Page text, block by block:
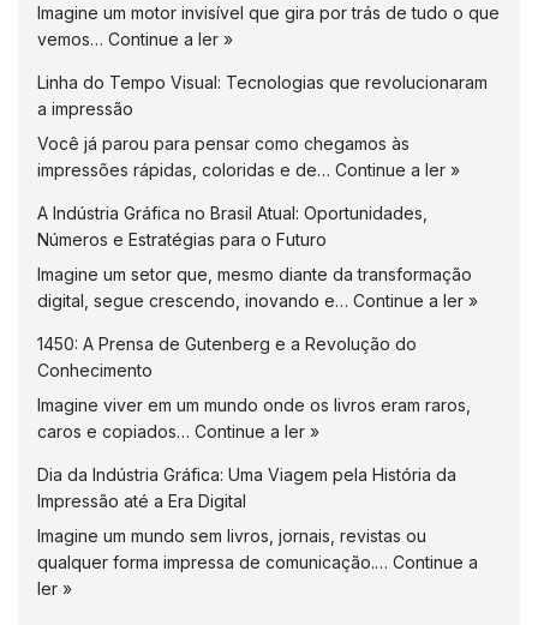
Imagine um motor invisível que gira por trás de tudo o que
vemos… Continue a ler »
Linha do Tempo Visual: Tecnologias que revolucionaram
a impressão
Você já parou para pensar como chegamos às
impressões rápidas, coloridas e de… Continue a ler »
A Indústria Gráfica no Brasil Atual: Oportunidades,
Números e Estratégias para o Futuro
Imagine um setor que, mesmo diante da transformação
digital, segue crescendo, inovando e… Continue a ler »
1450: A Prensa de Gutenberg e a Revolução do
Conhecimento
Imagine viver em um mundo onde os livros eram raros,
caros e copiados… Continue a ler »
Dia da Indústria Gráfica: Uma Viagem pela História da
Impressão até a Era Digital
Imagine um mundo sem livros, jornais, revistas ou
qualquer forma impressa de comunicação.… Continue a
ler »